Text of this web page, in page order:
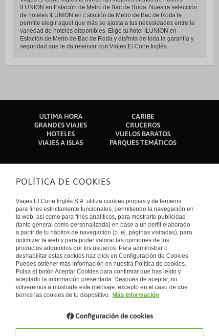
ILUNION en Estación de Metro de Bac de Roda. Nuestra selección
de hoteles ILUNION en Estación de Metro de Bac de Roda te
permite elegir aquel que más se ajusta a tus necesidades entre la
variedad de hoteles disponibles. Elige tu hotel ILUNION en
Estación de Metro de Bac de Roda y disfruta de toda la garantía y
seguridad que te da reservar con Viajes El Corte Inglés.
ÚLTIMA HORA
CARIBE
GRANDES VIAJES
CRUCEROS
HOTELES
VUELOS BARATOS
VIAJES A ISLAS
PARQUES TEMÁTICOS
Sobre nosotros
Quiénes somos
Financiación
Sostenibilidad
Turismo accesible
Tarjeta El Corte Inglés
Trabaja con nosotros
El Corte Inglés
Canal Ético
Enlaces de interés
Guías de viaje
Catálogos
Auto check-in
Condiciones Generales
Política de privacidad
Política de cookies
Accesibilidad
Empresas/ Grupos
Internacional
España
Visita nuestro blog
Blog de Viajes el Corte inglés
POLÍTICA DE COOKIES
Viajes El Corte Inglés S.A. utiliza cookies propias y de terceros
para fines estrictamente funcionales, permitiendo la navegación en
la web, así como para fines analíticos, para mostrarte publicidad
(tanto general como personalizada) en base a un perfil elaborado
a partir de tu hábitos de navegación (p. ej. páginas visitadas), para
optimizar la web y para poder valorar las opiniones de los
productos adquiridos por los usuarios. Para administrar o
deshabilitar estas cookies haz click en Configuración de Cookies.
Puedes obtener más información en nuestra Política de cookies.
Pulsa el botón Aceptar Cookies para confirmar que has leído y
aceptado la información presentada. Después de aceptar, no
volveremos a mostrarte este mensaje, excepto en el caso de que
borres las cookies de tu dispositivo. Más información
Configuración de cookies